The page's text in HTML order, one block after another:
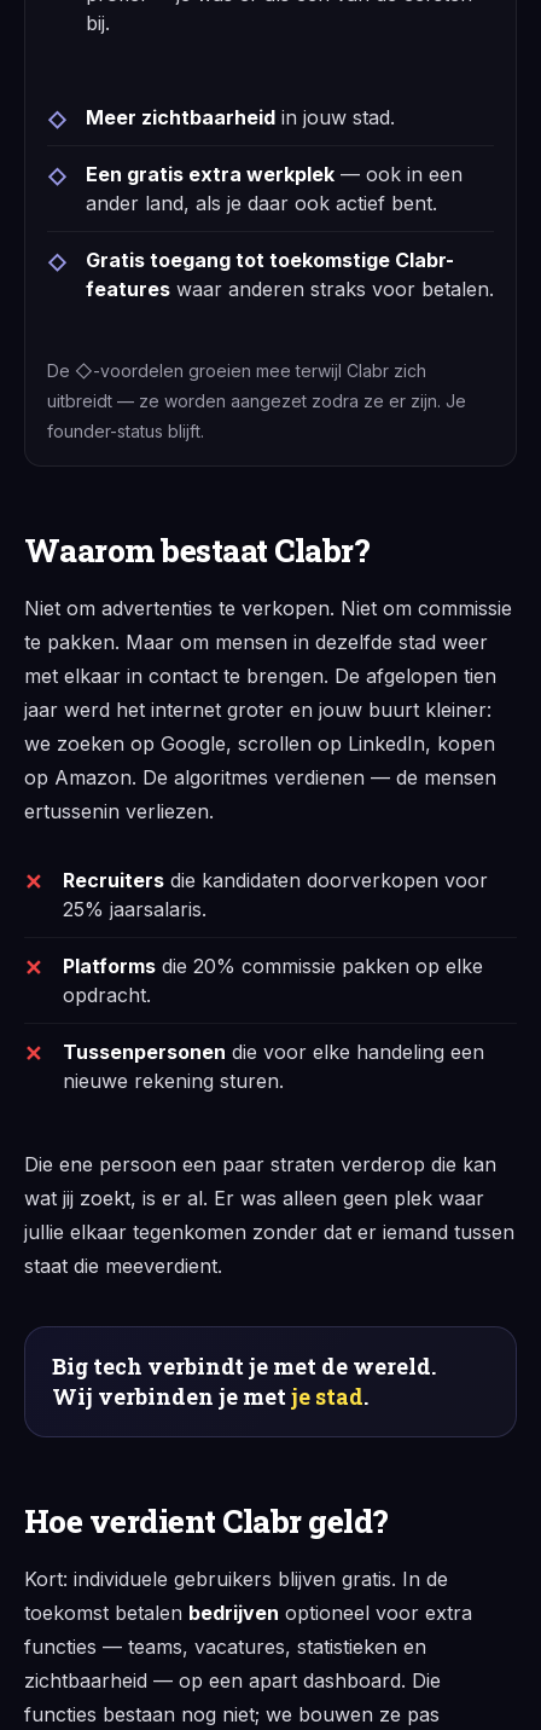
bij.
Meer zichtbaarheid in jouw stad.
Een gratis extra werkplek — ook in een
ander land, als je daar ook actief bent.
Gratis toegang tot toekomstige Clabr-
features waar anderen straks voor betalen.
De ◇-voordelen groeien mee terwijl Clabr zich
uitbreidt — ze worden aangezet zodra ze er zijn. Je
founder-status blijft.
Waarom bestaat Clabr?
Niet om advertenties te verkopen. Niet om commissie
te pakken. Maar om mensen in dezelfde stad weer
met elkaar in contact te brengen. De afgelopen tien
jaar werd het internet groter en jouw buurt kleiner:
we zoeken op Google, scrollen op LinkedIn, kopen
op Amazon. De algoritmes verdienen — de mensen
ertussenin verliezen.
Recruiters die kandidaten doorverkopen voor
25% jaarsalaris.
Platforms die 20% commissie pakken op elke
opdracht.
Tussenpersonen die voor elke handeling een
nieuwe rekening sturen.
Die ene persoon een paar straten verderop die kan
wat jij zoekt, is er al. Er was alleen geen plek waar
jullie elkaar tegenkomen zonder dat er iemand tussen
staat die meeverdient.
Big tech verbindt je met de wereld.
Wij verbinden je metje stad.
Hoe verdient Clabr geld?
Kort: individuele gebruikers blijven gratis. In de
toekomst betalen bedrijven optioneel voor extra
functies — teams, vacatures, statistieken en
zichtbaarheid — op een apart dashboard. Die
functies bestaan nog niet; we bouwen ze pas